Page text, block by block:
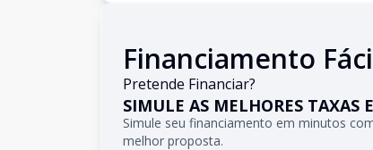
Financiamento
Pretende Financiar?
SIMULE AS MELHORES TAXAS
Simule seu financiamento em minutos
melhor proposta.